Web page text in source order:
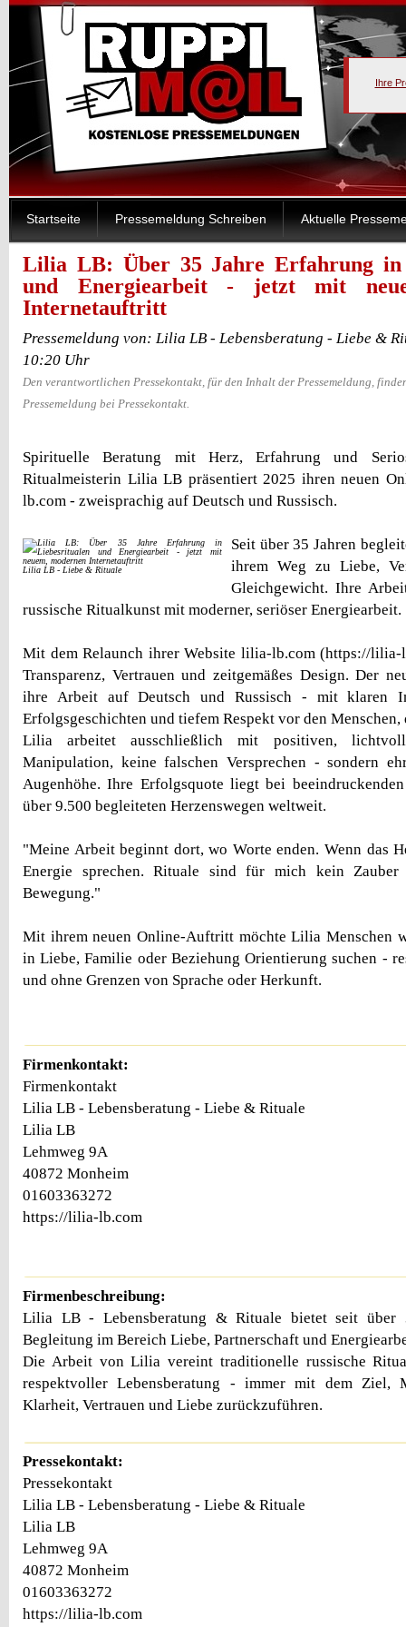
Ihre
Startseite Pressemeldung Schreiben Aktuelle
Lilia LB: Über 35 Jahre Erfahrung in
und Energiearbeit - jetzt mit
Internetauftritt
Pressemeldung von: Lilia LB - Lebensberatung - Liebe &
10:20 Uhr
Den verantwortlichen Pressekontakt, für den Inhalt der Pressemeldung,
Pressemeldung bei Pressekontakt.
Spirituelle Beratung mit Herz, Erfahrung und
Ritualmeisterin Lilia LB präsentiert 2025 ihren neuen
lb.com - zweisprachig auf Deutsch und Russisch.
Lilia LB - Liebe & Rituale
Seit über 35 Jahren
ihrem Weg zu Liebe,
Gleichgewicht. Ihre
russische Ritualkunst mit moderner, seriöser Energiearbeit.
Mit dem Relaunch ihrer Website lilia-lb.com (https://
Transparenz, Vertrauen und zeitgemäßes Design. Der
ihre Arbeit auf Deutsch und Russisch - mit klaren
Erfolgsgeschichten und tiefem Respekt vor den Menschen,
Lilia arbeitet ausschließlich mit positiven,
Manipulation, keine falschen Versprechen - sondern
Augenhöhe. Ihre Erfolgsquote liegt bei
über 9.500 begleiteten Herzenswegen weltweit.
"Meine Arbeit beginnt dort, wo Worte enden. Wenn das
Energie sprechen. Rituale sind für mich kein
Bewegung."
Mit ihrem neuen Online-Auftritt möchte Lilia Menschen
in Liebe, Familie oder Beziehung Orientierung suchen -
und ohne Grenzen von Sprache oder Herkunft.
Firmenkontakt:
Firmenkontakt
Lilia LB - Lebensberatung - Liebe & Rituale
Lilia LB
Lehmweg 9A
40872 Monheim
01603363272
https://lilia-lb.com
Firmenbeschreibung:
Lilia LB - Lebensberatung & Rituale bietet seit über
Begleitung im Bereich Liebe, Partnerschaft und
Die Arbeit von Lilia vereint traditionelle russische
respektvoller Lebensberatung - immer mit dem Ziel,
Klarheit, Vertrauen und Liebe zurückzuführen.
Pressekontakt:
Pressekontakt
Lilia LB - Lebensberatung - Liebe & Rituale
Lilia LB
Lehmweg 9A
40872 Monheim
01603363272
https://lilia-lb.com